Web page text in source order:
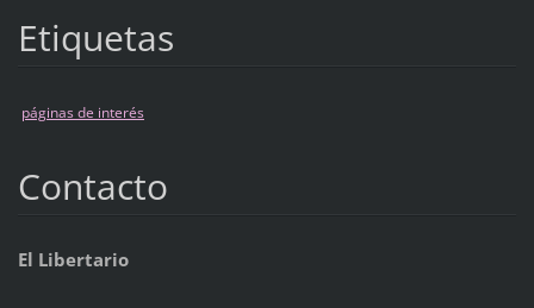
Etiquetas
páginas de interés
Contacto
El Libertario